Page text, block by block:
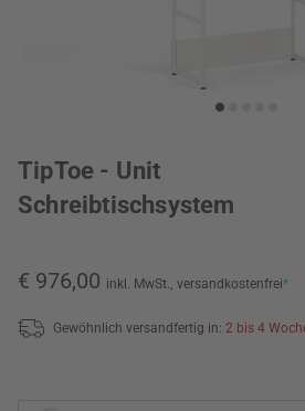
TipToe - Unit
Schreibtischsystem
€ 976,00 inkl. MwSt., versandkostenfrei*
Gewöhnlich versandfertig in: 2 bis 4